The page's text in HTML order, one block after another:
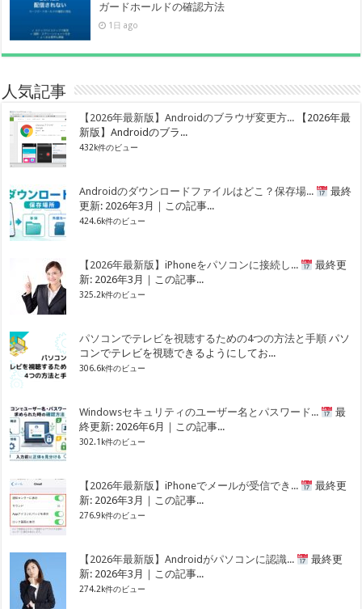
ガードホールドの確認方法
1日 ago
人気記事
【2026年最新版】Androidのブラウザ変更方...
【2026年最
新版】Androidのブラ...
432k件のビュー
Androidのダウンロードファイルはどこ？保存場...
最終
更新: 2026年3月｜この記事...
424.6k件のビュー
【2026年最新版】iPhoneをパソコンに接続し...
最終更
新: 2026年3月｜この記事...
325.2k件のビュー
パソコンでテレビを視聴するための4つの方法と手順 パソ
コンでテレビを視聴できるようにしてお...
306.6k件のビュー
Windowsセキュリティのユーザー名とパスワード...
最
終更新: 2026年6月｜この記事...
302.1k件のビュー
【2026年最新版】iPhoneでメールが受信でき...
最終更
新: 2026年3月｜この記事...
276.9k件のビュー
【2026年最新版】Androidがパソコンに認識...
最終更
新: 2026年3月｜この記事...
274.2k件のビュー